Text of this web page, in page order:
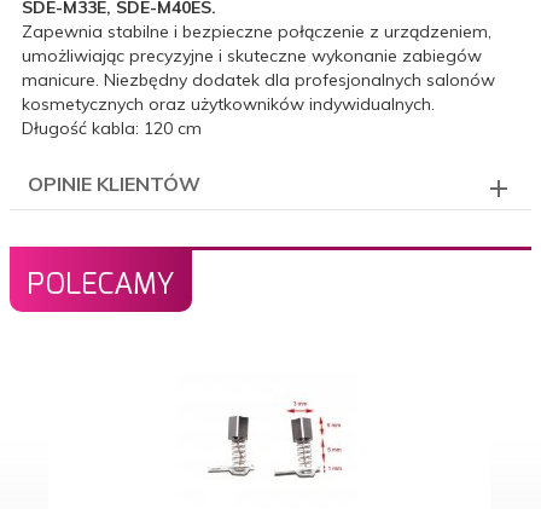
SDE-M33E, SDE-M40ES.
Zapewnia stabilne i bezpieczne połączenie z urządzeniem,
umożliwiając precyzyjne i skuteczne wykonanie zabiegów
manicure. Niezbędny dodatek dla profesjonalnych salonów
kosmetycznych oraz użytkowników indywidualnych.
Długość kabla: 120 cm
OPINIE KLIENTÓW
POLECAMY